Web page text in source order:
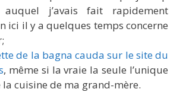
auquel j’avais fait rapidement
ici il y a quelques temps concerne
de la bagna cauda sur le site du
, même si la vraie la seule l’unique
la cuisine de ma grand-mère.